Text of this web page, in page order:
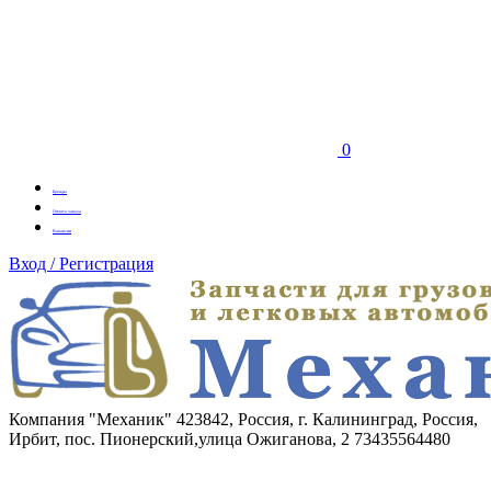
0
Бренды
Оплата заказа
Вакансии
Вход / Регистрация
Компания "Механик" 423842, Россия, г. Калининград, Россия,
Ирбит, пос. Пионерский,улица Ожиганова, 2 73435564480